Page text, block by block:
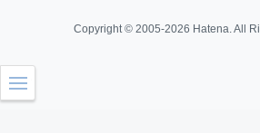
Copyright © 2005-2026 Hatena. All